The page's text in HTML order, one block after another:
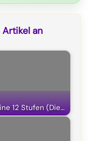
)
an
12 Stufen (Die…